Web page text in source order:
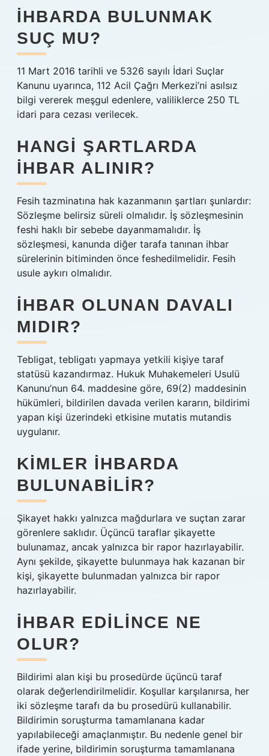
İHBARDA BULUNMAK
SUÇ MU?
11 Mart 2016 tarihli ve 5326 sayılı İdari Suçlar
Kanunu uyarınca, 112 Acil Çağrı Merkezi’ni asılsız
bilgi vererek meşgul edenlere, valiliklerce 250 TL
idari para cezası verilecek.
HANGI ŞARTLARDA
IHBAR ALINIR?
Fesih tazminatına hak kazanmanın şartları şunlardır:
Sözleşme belirsiz süreli olmalıdır. İş sözleşmesinin
feshi haklı bir sebebe dayanmamalıdır. İş
sözleşmesi, kanunda diğer tarafa tanınan ihbar
sürelerinin bitiminden önce feshedilmelidir. Fesih
usule aykırı olmalıdır.
İHBAR OLUNAN DAVALI
MIDIR?
Tebligat, tebligatı yapmaya yetkili kişiye taraf
statüsü kazandırmaz. Hukuk Muhakemeleri Usulü
Kanunu’nun 64. maddesine göre, 69(2) maddesinin
hükümleri, bildirilen davada verilen kararın, bildirimi
yapan kişi üzerindeki etkisine mutatis mutandis
uygulanır.
KIMLER IHBARDA
BULUNABILIR?
Şikayet hakkı yalnızca mağdurlara ve suçtan zarar
görenlere saklıdır. Üçüncü taraflar şikayette
bulunamaz, ancak yalnızca bir rapor hazırlayabilir.
Aynı şekilde, şikayette bulunmaya hak kazanan bir
kişi, şikayette bulunmadan yalnızca bir rapor
hazırlayabilir.
İHBAR EDILINCE NE
OLUR?
Bildirimi alan kişi bu prosedürde üçüncü taraf
olarak değerlendirilmelidir. Koşullar karşılanırsa, her
iki sözleşme tarafı da bu prosedürü kullanabilir.
Bildirimin soruşturma tamamlanana kadar
yapılabileceği amaçlanmıştır. Bu nedenle genel bir
ifade yerine, bildirimin soruşturma tamamlanana